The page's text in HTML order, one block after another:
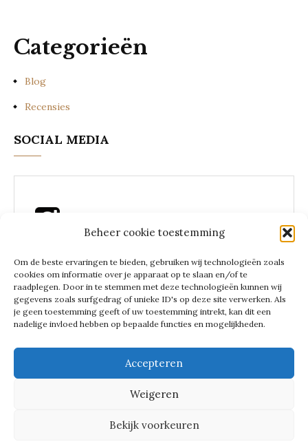
Beheer cookie toestemming
Om de beste ervaringen te bieden, gebruiken wij technologieën zoals
cookies om informatie over je apparaat op te slaan en/of te
raadplegen. Door in te stemmen met deze technologieën kunnen wij
gegevens zoals surfgedrag of unieke ID's op deze site verwerken. Als
je geen toestemming geeft of uw toestemming intrekt, kan dit een
nadelige invloed hebben op bepaalde functies en mogelijkheden.
Accepteren
Weigeren
Bekijk voorkeuren
Categorieën
Blog
Recensies
SOCIAL MEDIA
LEES EEN
ZAKENVRO
UW